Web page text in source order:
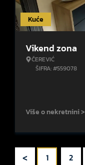
Kuće
Vikend zona
ČEREVIĆ
ŠIFRA: #559078
Više o nekretnini >
< 1 2